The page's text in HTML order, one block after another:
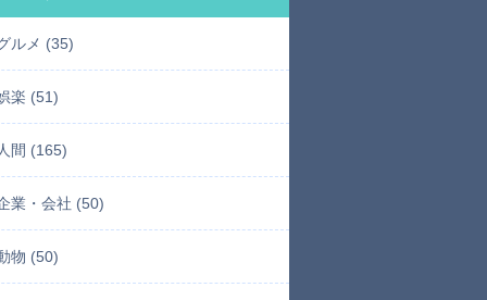
ルメ (35)
楽 (51)
間 (165)
業・会社 (50)
物 (50)